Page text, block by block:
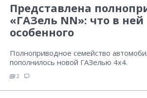
Представлена
«ГАЗель NN»: что в ней
особенного
Полноприводное семейство
пополнилось новой ГАЗелью 4х4.
2